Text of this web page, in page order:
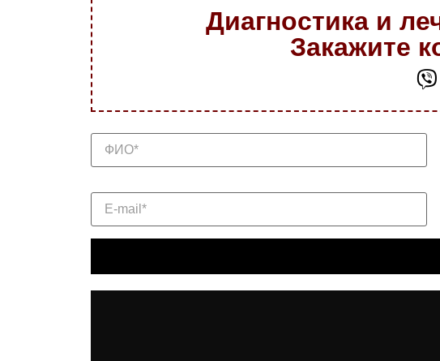
Диагностика и
Закажите